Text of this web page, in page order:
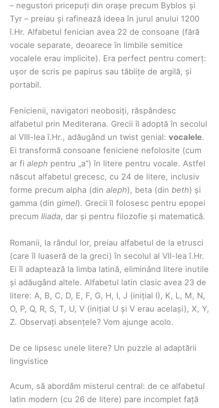
– negustori pricepuți din orașe precum Byblos și
Tyr – preiau și rafinează ideea în jurul anului 1200
î.Hr. Alfabetul fenician avea 22 de consoane (fără
vocale separate, deoarece în limbile semitice
vocalele erau implicite). Era perfect pentru comerț:
ușor de scris pe papirus sau tăblițe de argilă, și
portabil.
Fenicienii, navigatori neobosiți, răspândesc
alfabetul prin Mediterana. Grecii îl adoptă în secolul
al VIII-lea î.Hr., adăugând un twist genial: vocalele.
Ei transformă consoane feniciene nefolosite (cum
ar fi aleph pentru „a”) în litere pentru vocale. Astfel
născut alfabetul grecesc, cu 24 de litere, inclusiv
forme precum alpha (din aleph), beta (din beth) și
gamma (din gimel). Grecii îl folosesc pentru epopei
precum Iliada, dar și pentru filozofie și matematică.
Romanii, la rândul lor, preiau alfabetul de la etrusci
(care îl luaseră de la greci) în secolul al VII-lea î.Hr.
Ei îl adaptează la limba latină, eliminând litere inutile
și adăugând altele. Alfabetul latin clasic avea 23 de
litere: A, B, C, D, E, F, G, H, I, J (inițial I), K, L, M, N,
O, P, Q, R, S, T, U, V (inițial U și V erau același), X, Y,
Z. Observați absențele? Vom ajunge acolo.
De ce lipsesc unele litere? Un puzzle al adaptării
lingvistice
Acum, să abordăm misterul central: de ce alfabetul
latin modern (cu 26 de litere) pare incomplet față